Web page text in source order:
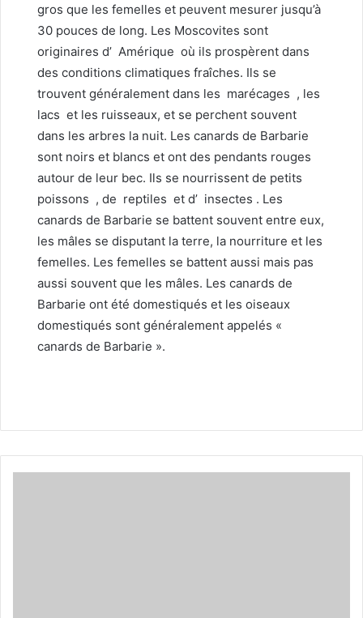
gros que les femelles et peuvent mesurer jusqu’à
30 pouces de long. Les Moscovites sont
originaires d’ Amérique où ils prospèrent dans
des conditions climatiques fraîches. Ils se
trouvent généralement dans les marécages , les
lacs et les ruisseaux, et se perchent souvent
dans les arbres la nuit. Les canards de Barbarie
sont noirs et blancs et ont des pendants rouges
autour de leur bec. Ils se nourrissent de petits
poissons , de reptiles et d’ insectes . Les
canards de Barbarie se battent souvent entre eux,
les mâles se disputant la terre, la nourriture et les
femelles. Les femelles se battent aussi mais pas
aussi souvent que les mâles. Les canards de
Barbarie ont été domestiqués et les oiseaux
domestiqués sont généralement appelés «
canards de Barbarie ».